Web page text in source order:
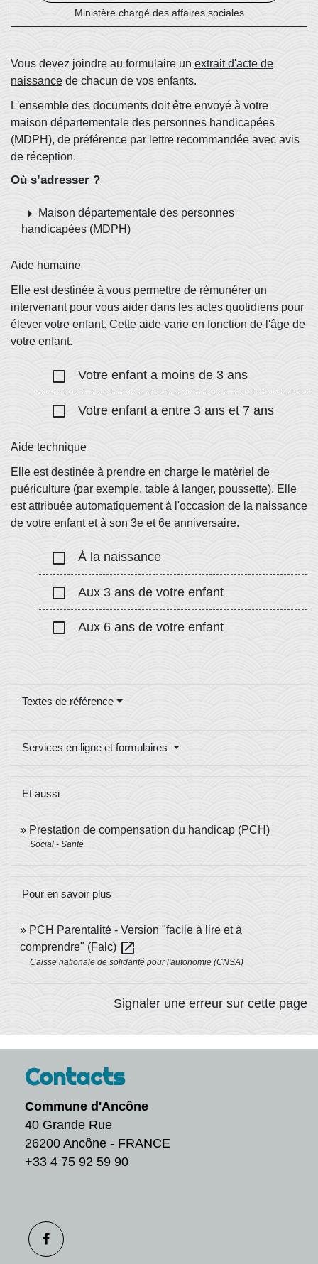
Ministère chargé des affaires sociales
Vous devez joindre au formulaire un extrait d'acte de
naissance de chacun de vos enfants.
L'ensemble des documents doit être envoyé à votre
maison départementale des personnes handicapées
(MDPH), de préférence par lettre recommandée avec avis
de réception.
Où s’adresser ?
arrow_right
Maison départementale des personnes
handicapées (MDPH)
Aide humaine
Elle est destinée à vous permettre de rémunérer un
intervenant pour vous aider dans les actes quotidiens pour
élever votre enfant. Cette aide varie en fonction de l'âge de
votre enfant.
check_box_outline_blank Votre enfant a moins de 3 ans
check_box_outline_blank Votre enfant a entre 3 ans et 7 ans
Aide technique
Elle est destinée à prendre en charge le matériel de
puériculture (par exemple, table à langer, poussette). Elle
est attribuée automatiquement à l'occasion de la naissance
de votre enfant et à son 3e et 6e anniversaire.
check_box_outline_blank À la naissance
check_box_outline_blank Aux 3 ans de votre enfant
check_box_outline_blank Aux 6 ans de votre enfant
Textes de référence
Services en ligne et formulaires
Et aussi
Prestation de compensation du handicap (PCH)
Social - Santé
Pour en savoir plus
PCH Parentalité - Version "facile à lire et à
comprendre" (Falc) open_in_new
Caisse nationale de solidarité pour l'autonomie (CNSA)
Signaler une erreur sur cette page
Contacts
Commune d'Ancône
40 Grande Rue
26200 Ancône - FRANCE
+33 4 75 92 59 90